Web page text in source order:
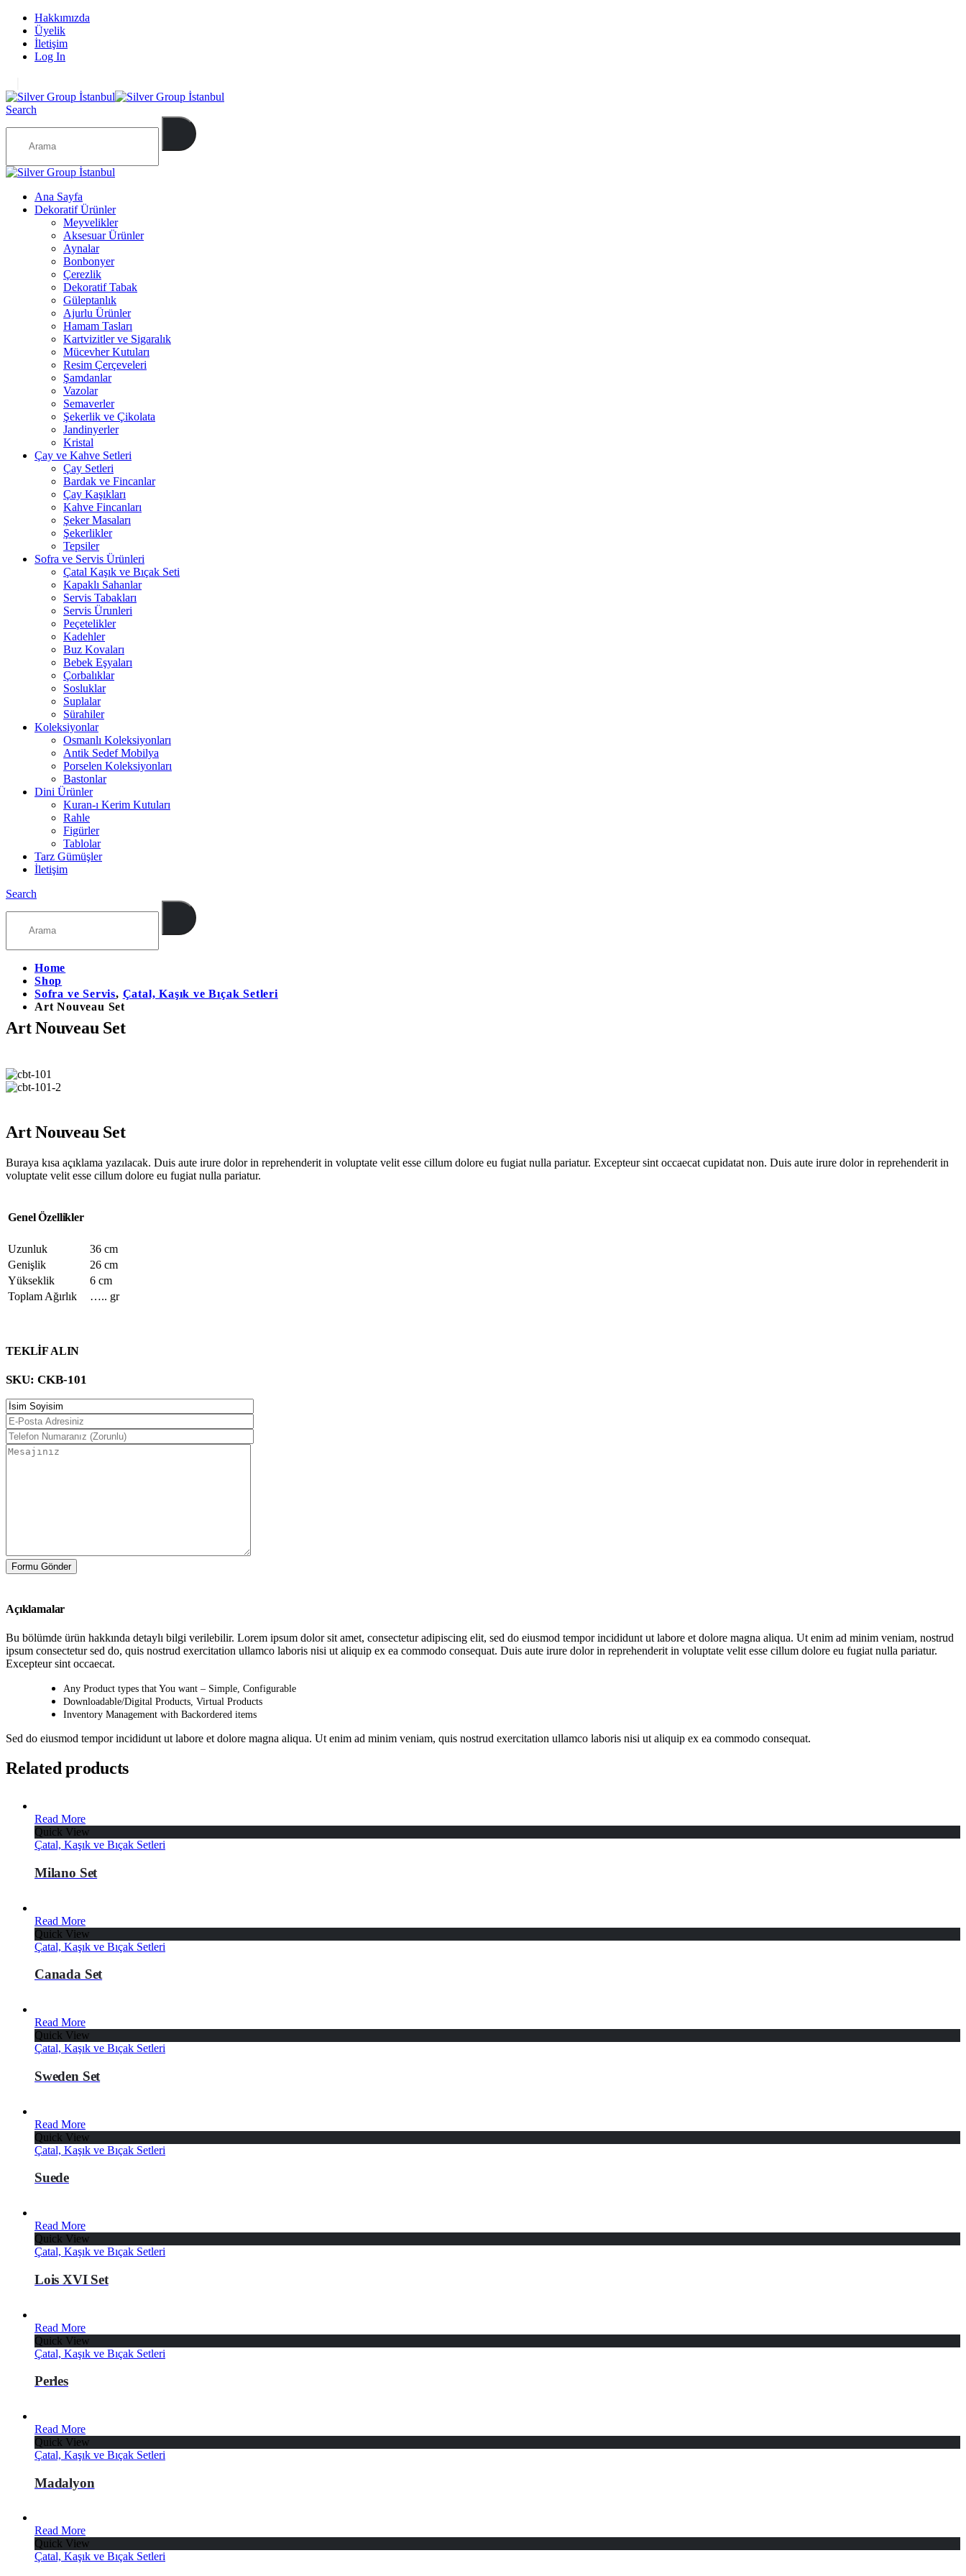
Hakkımızda
Üyelik
İletişim
Log In
Search
Ana Sayfa
Dekoratif Ürünler
Meyvelikler
Aksesuar Ürünler
Aynalar
Bonbonyer
Çerezlik
Dekoratif Tabak
Güleptanlık
Ajurlu Ürünler
Hamam Tasları
Kartvizitler ve Sigaralık
Mücevher Kutuları
Resim Çerçeveleri
Şamdanlar
Vazolar
Semaverler
Şekerlik ve Çikolata
Jandinyerler
Kristal
Çay ve Kahve Setleri
Çay Setleri
Bardak ve Fincanlar
Çay Kaşıkları
Kahve Fincanları
Şeker Masaları
Şekerlikler
Tepsiler
Sofra ve Servis Ürünleri
Çatal Kaşık ve Bıçak Seti
Kapaklı Sahanlar
Servis Tabakları
Servis Ürunleri
Peçetelikler
Kadehler
Buz Kovaları
Bebek Eşyaları
Çorbalıklar
Sosluklar
Suplalar
Sürahiler
Koleksiyonlar
Osmanlı Koleksiyonları
Antik Sedef Mobilya
Porselen Koleksiyonları
Bastonlar
Dini Ürünler
Kuran-ı Kerim Kutuları
Rahle
Figürler
Tablolar
Tarz Gümüşler
İletişim
Search
Home
Shop
Sofra ve Servis, Çatal, Kaşık ve Bıçak Setleri
Art Nouveau Set
Art Nouveau Set
Art Nouveau Set
Buraya kısa açıklama yazılacak. Duis aute irure dolor in reprehenderit in voluptate velit esse cillum dolore eu fugiat nulla pariatur. Excepteur sint occaecat cupidatat non. Duis aute irure dolor in reprehenderit in
voluptate velit esse cillum dolore eu fugiat nulla pariatur.
Genel Özellikler
Uzunluk
36 cm
Genişlik
26 cm
Yükseklik
6 cm
Toplam Ağırlık
….. gr
TEKLİF ALIN
SKU: CKB-101
Açıklamalar
Bu bölümde ürün hakkında detaylı bilgi verilebilir. Lorem ipsum dolor sit amet, consectetur adipiscing elit, sed do eiusmod tempor incididunt ut labore et dolore magna aliqua. Ut enim ad minim veniam, nostrud
ipsum consectetur sed do, quis nostrud exercitation ullamco laboris nisi ut aliquip ex ea commodo consequat. Duis aute irure dolor in reprehenderit in voluptate velit esse cillum dolore eu fugiat nulla pariatur.
Excepteur sint occaecat.
Any Product types that You want – Simple, Configurable
Downloadable/Digital Products, Virtual Products
Inventory Management with Backordered items
Sed do eiusmod tempor incididunt ut labore et dolore magna aliqua. Ut enim ad minim veniam, quis nostrud exercitation ullamco laboris nisi ut aliquip ex ea commodo consequat.
Related products
Read More
Quick View
Çatal, Kaşık ve Bıçak Setleri
Milano Set
Read More
Quick View
Çatal, Kaşık ve Bıçak Setleri
Canada Set
Read More
Quick View
Çatal, Kaşık ve Bıçak Setleri
Sweden Set
Read More
Quick View
Çatal, Kaşık ve Bıçak Setleri
Suede
Read More
Quick View
Çatal, Kaşık ve Bıçak Setleri
Lois XVI Set
Read More
Quick View
Çatal, Kaşık ve Bıçak Setleri
Perles
Read More
Quick View
Çatal, Kaşık ve Bıçak Setleri
Madalyon
Read More
Quick View
Çatal, Kaşık ve Bıçak Setleri